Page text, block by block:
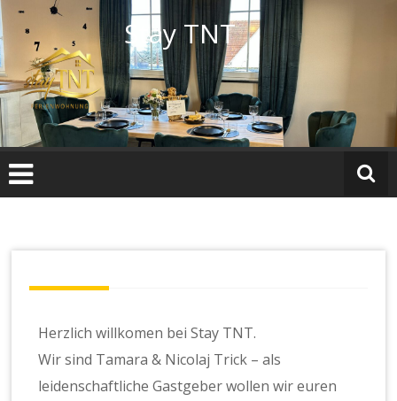
Stay TNT
Herzlich willkomen bei Stay TNT.
Wir sind Tamara & Nicolaj Trick – als
leidenschaftliche Gastgeber wollen wir euren